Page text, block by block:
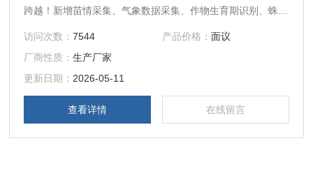
跨越！新增苗情采集、气象数据采集、作物生育期识别、蛛网
能力、图像精度与识别效能，并创新性内嵌农业AI智能体“问
稷”，深度整合作物生育期、气象环境及历史虫情数据，多维
度解析虫情发展趋势，让测报更高效、更精准，为病虫害防控
提供决策依据。
访问次数：7544 产品价格： 面议
厂商性质：生产厂家
更新日期： 2026-05-11
查看详情 在线留言